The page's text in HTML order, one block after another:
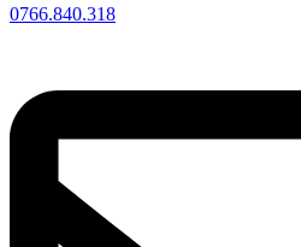
0766.840.318